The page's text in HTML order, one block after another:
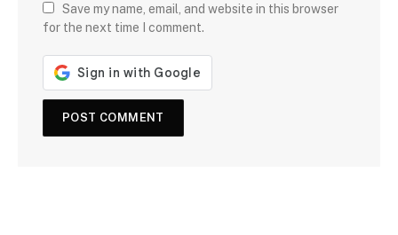
Save my name, email, and website in this browser
for the next time I comment.